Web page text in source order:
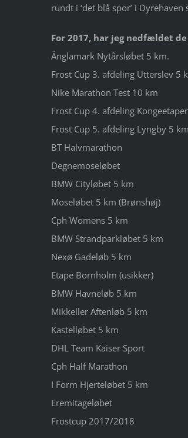
rundt i ‘det blå spor’ i
For 2017, har jeg nedfældet
Änglamark Nytårsløbet 5 km.
Frost Cup 3. afdeling Utterslev 5
Nike Marathon Test 10 km
Frost Cup 4. afdeling
Frost Cup 5. afdeling Lyngby 5 km
BT Halvmarathon
Degnemoseløbet
BMW Cityløbet 5 km
Moseløbet 5 km (Brønshøj)
Cph Womens 5 km
BMW Strandparkløbet 5 km
Nexø Gadeløb 5 km
Etape Bornholm (usikker)
BMW Havneløb 5 km
Mikkeller Aftenløb 5 km
Kastelløbet 5 km
DHL Team Kaiser Sport
Cph Half Marathon
I Form Hjerteløbet 5 km
Eremitageløbet
Frostcup 2017/2018